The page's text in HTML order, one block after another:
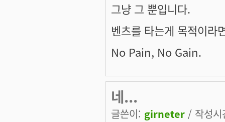
그냥 그 뿐입니다.
벤츠를 타는게 목적이라
No Pain, No Gain.
네...
글쓴이: girneter / 작성